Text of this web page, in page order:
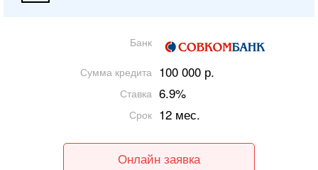
Банк
Сумма кредита 100 000 р.
Ставка 6.9%
Срок 12 мес.
Онлайн заявка